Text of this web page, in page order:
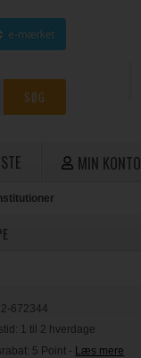
MIN KONTO
672344
1 til 2 hverdage
5 Point - Læs mere